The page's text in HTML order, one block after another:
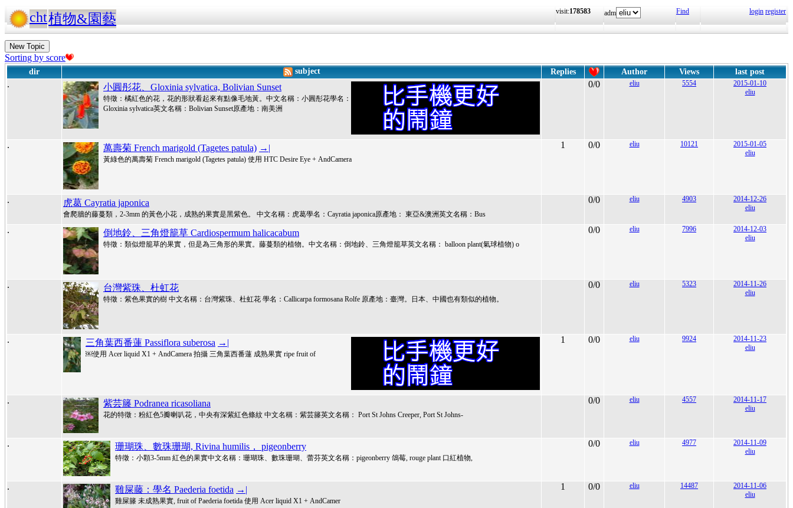
cht植物&園藝 visit:178583 adm Find login register
New Topic
Sorting by score
dir subject Replies Author Views last post
. 小圓彤花、Gloxinia sylvatica, Bolivian Sunset
特徵：橘紅色的花，花的形狀看起來有點像毛地黃。中文名稱：小圓彤花學名：
Gloxinia sylvatica英文名稱：Bolivian Sunset原產地：南美洲
0/0 eliu 5554
2015-01-10
eliu
. 萬壽菊 French marigold (Tagetes patula) →|
黃綠色的萬壽菊 French marigold (Tagetes patula) 使用 HTC Desire Eye + AndCamera
1 0/0 eliu 10121
2015-01-05
eliu
. 虎葛 Cayratia japonica
會爬牆的藤蔓類，2-3mm 的黃色小花，成熟的果實是黑紫色。 中文名稱：虎葛學名：Cayratia japonica原產地： 東亞&澳洲英文名稱：Bus
0/0 eliu 4903
2014-12-26
eliu
. 倒地鈴、三角燈籠草 Cardiospermum halicacabum
特徵：類似燈籠草的果實，但是為三角形的果實。藤蔓類的植物。中文名稱：倒地鈴、三角燈籠草英文名稱： balloon plant(氣球植物) o
0/0 eliu 7996
2014-12-03
eliu
. 台灣紫珠、杜虹花
特徵：紫色果實的樹 中文名稱：台灣紫珠、杜虹花 學名：Callicarpa formosana Rolfe 原產地：臺灣。日本、中國也有類似的植物。
0/0 eliu 5323
2014-11-26
eliu
. 三角葉西番蓮 Passiflora suberosa →|
￼使用 Acer liquid X1 + AndCamera 拍攝 三角葉西番蓮 成熟果實 ripe fruit of
1 0/0 eliu 9924
2014-11-23
eliu
. 紫芸籐 Podranea ricasoliana
花的特徵：粉紅色5瓣喇叭花，中央有深紫紅色條紋 中文名稱：紫芸籐英文名稱： Port St Johns Creeper, Port St Johns-
0/0 eliu 4557
2014-11-17
eliu
. 珊瑚珠、數珠珊瑚, Rivina humilis， pigeonberry
特徵：小顆3-5mm 紅色的果實中文名稱：珊瑚珠、數珠珊瑚、蕾芬英文名稱：pigeonberry 鴿莓, rouge plant 口紅植物,
0/0 eliu 4977
2014-11-09
eliu
. 雞屎藤：學名 Paederia foetida →|
雞屎籐 未成熟果實, fruit of Paederia foetida 使用 Acer liquid X1 + AndCamer
1 0/0 eliu 14487
2014-11-06
eliu